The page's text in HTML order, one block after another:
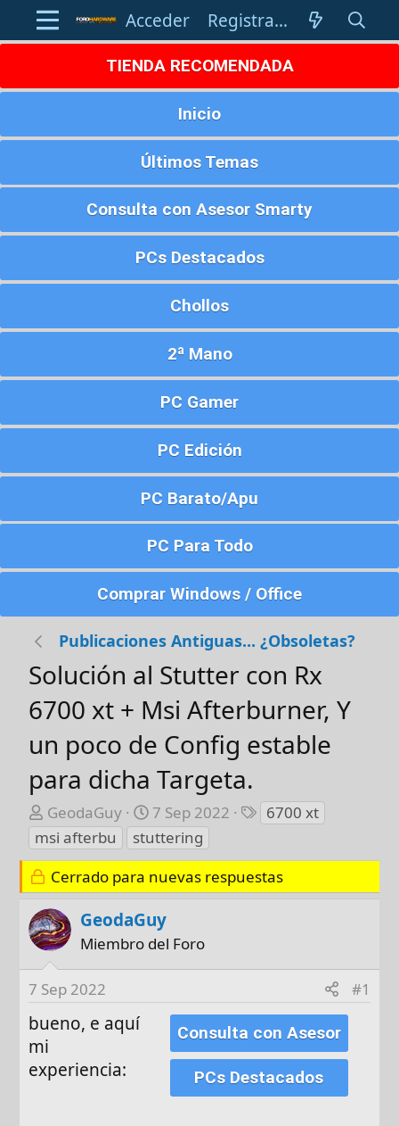
Acceder Registrarse
TIENDA RECOMENDADA
Inicio
Últimos Temas
Consulta con Asesor Smarty
PCs Destacados
Chollos
2ª Mano
PC Gamer
PC Edición
PC Barato/Apu
PC Para Todo
Comprar Windows / Office
Publicaciones Antiguas... ¿Obsoletas?
Solución al Stutter con Rx
6700 xt + Msi Afterburner, Y
un poco de Config estable
para dicha Targeta.
A
u
t
o
r
GeodaGuy
F
e
c
h
a
d
e
i
n
7 Sep 2022
E
q
u
s
6700 xt
msi afterbu
stuttering
Cerrado para nuevas respuestas
GeodaGuy
Miembro del Foro
7 Sep 2022 #1
Consulta con Asesor
PCs Destacados
bueno, e aquí
mi
experiencia: